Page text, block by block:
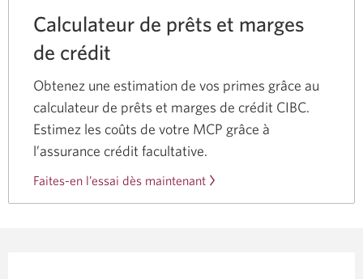
Calculateur de prêts et marges
de crédit
Obtenez une estimation de vos primes grâce au
calculateur de prêts et marges de crédit CIBC.
Estimez les coûts de votre MCP grâce à
l’assurance crédit facultative.
Faites-en l’essai dès maintenant